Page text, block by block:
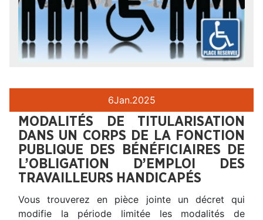
6Jan.2025
MODALITÉS DE TITULARISATION
DANS UN CORPS DE LA FONCTION
PUBLIQUE DES BÉNÉFICIAIRES DE
L’OBLIGATION D’EMPLOI DES
TRAVAILLEURS HANDICAPÉS
Vous trouverez en pièce jointe un décret qui
modifie la période limitée les modalités de